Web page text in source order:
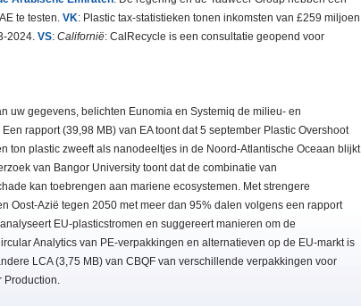
te testen. VK: Plastic tax-statistieken tonen inkomsten van £259 miljoen
2024. VS: Californië: CalRecycle is een consultatie geopend voor
uw gegevens, belichten Eunomia en Systemiq de milieu- en
rapport (39,98 MB) van EA toont dat 5 september Plastic Overshoot
ton plastic zweeft als nanodeeltjes in de Noord-Atlantische Oceaan blijkt
van Bangor University toont dat de combinatie van
kan toebrengen aan mariene ecosystemen. Met strengere
Oost-Azië tegen 2050 met meer dan 95% dalen volgens een rapport
EU-plasticstromen en suggereert manieren om de
Analytics van PE-verpakkingen en alternatieven op de EU-markt is
LCA (3,75 MB) van CBQF van verschillende verpakkingen voor
Production.